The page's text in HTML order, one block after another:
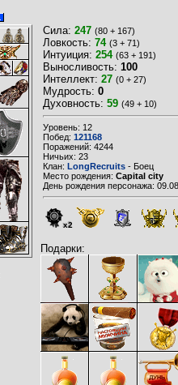
Сила: 247 (80 + 167)
Ловкость: 74 (3 + 71)
Интуиция: 254 (63 + 191)
Выносливость: 100
Интеллект: 27 (0 + 27)
Мудрость: 0
Духовность: 59 (49 + 10)
Уровень: 12
Побед: 121168
Поражений: 4244
Ничьих: 23
Клан: LongRecruits - Боец
Место рождения: Capital city
День рождения персонажа:
x2
Подарки: